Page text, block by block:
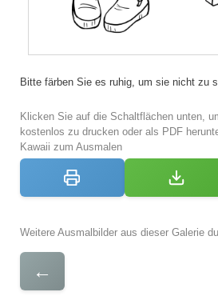
Bitte färben Sie es ruhig, um sie nicht zu
Klicken Sie auf die Schaltflächen unten,
kostenlos zu drucken oder als PDF
Kawaii zum Ausmalen
Weitere Ausmalbilder aus dieser Galerie
←